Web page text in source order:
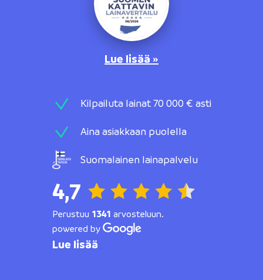
Lue lisää »
Kilpailuta lainat 70 000 € asti
Aina asiakkaan puolella
Suomalainen lainapalvelu
4,7
Perustuu 1341 arvosteluun.
powered by
Lue lisää